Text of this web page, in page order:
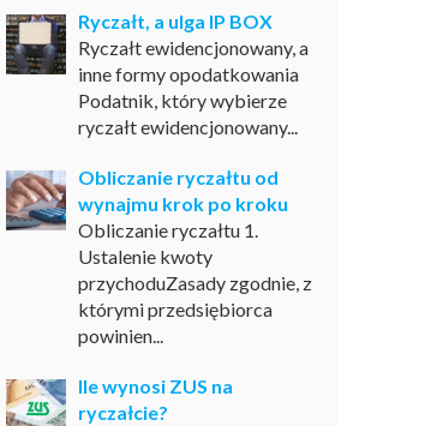
Ryczałt, a ulga IP BOX
Ryczałt ewidencjonowany, a
inne formy opodatkowania
Podatnik, który wybierze
ryczałt ewidencjonowany...
Obliczanie ryczałtu od
wynajmu krok po kroku
Obliczanie ryczałtu 1.
Ustalenie kwoty
przychoduZasady zgodnie, z
którymi przedsiębiorca
powinien...
Ile wynosi ZUS na
ryczałcie?